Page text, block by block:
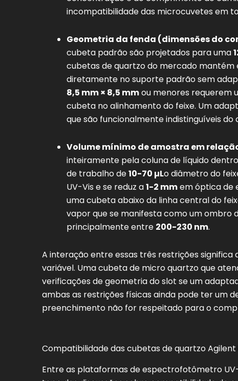
incompatibilidade das microcuvetes em
Geometria da fenda (dimensões do
cubeta padrão são projetados para uma
cubetas de quartzo do mercado mantém
diretamente no suporte padrão sem
8,5 mm × 8,5 mmou menores requerem
cubeta no alinhamento do feixe. Um
que são funcionalmente indistinguíveis
Volume mínimo de amostra em
inteiramente pela coluna de líquido
de trabalho de10-70 µLo diâmetro do
UV-Vis e se reduz a1-2 mmem óptica de
uma cubeta abaixo da linha central do
vapor que se manifesta como um ombro
principalmente entre 200-230 nm.
A interação entre essas três restrições
variável. Uma cubeta de micro quartzo que
verificações de geometria do slot se um
ambas as restrições físicas ainda pode ter um
preenchimento não for respeitado para o
Compatibilidade das cubetas de quartzo
Entre as plataformas de espectrofotômetro